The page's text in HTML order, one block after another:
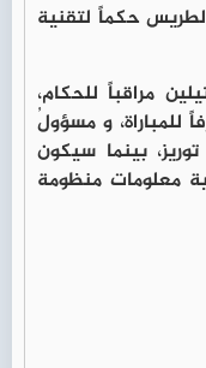
حكماً لتقنية
مراقباً للحكام،
للمباراة، و مسؤولُ
بينما سيكون
معلومات منظومة